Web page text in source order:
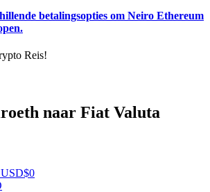
betalingsopties om Neiro Ethereum
Reis!
naar Fiat Valuta
USD$0